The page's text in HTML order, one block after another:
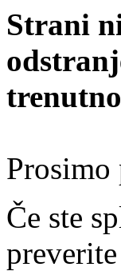
Strani
Prosimo
Če ste